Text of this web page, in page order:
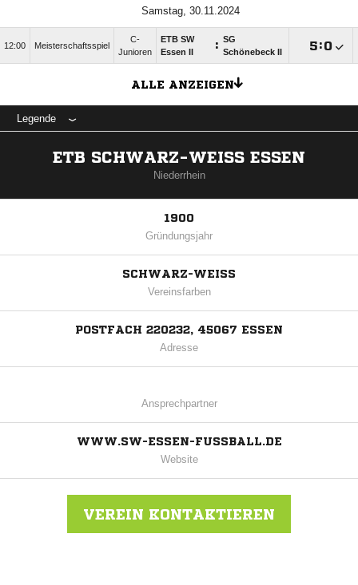
Samstag, 30.11.2024
12:00 Meisterschaftsspiel
C-
Junioren
ETB SW
Essen II
: SG
Schönebeck II
:
ALLE ANZEIGEN
Legende
ETB SCHWARZ-WEISS ESSEN
Niederrhein
1900
Gründungsjahr
SCHWARZ-WEISS
Vereinsfarben
POSTFACH 220232, 45067 ESSEN
Adresse
Ansprechpartner
WWW.SW-ESSEN-FUSSBALL.DE
Website
VEREIN KONTAKTIEREN